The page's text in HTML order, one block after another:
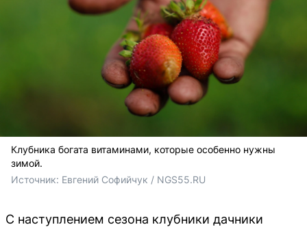
Клубника богата витаминами, которые особенно нужны
зимой.
Источник: Евгений Софийчук / NGS55.RU
С наступлением сезона клубники дачники